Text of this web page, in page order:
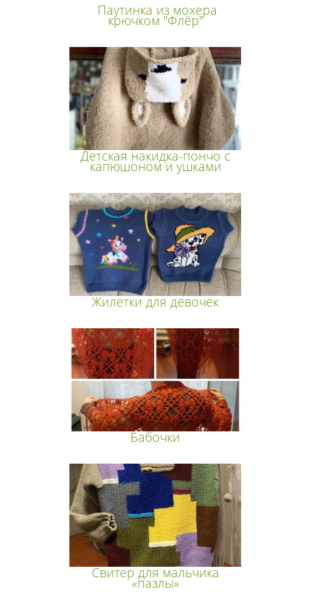
Паутинка из мохера
крючком "Флёр"
Детская накидка-пончо с
капюшоном и ушками
Жилетки для девочек
Бабочки
Свитер для мальчика
«пазлы»